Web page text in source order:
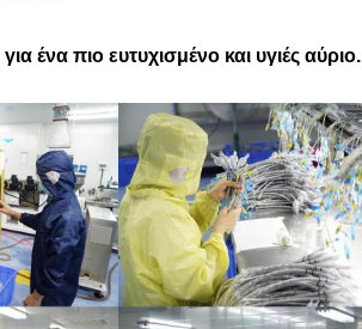
ένα πιο ευτυχισμένο και υγιές αύριο.